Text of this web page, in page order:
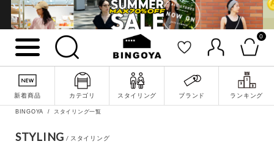
0
新着商品 カテゴリ スタイリング ブランド ランキング
詳細検索
BINGOYA スタイリング一覧
STYLING